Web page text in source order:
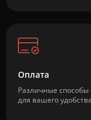
Оплата
Различные способы
для вашего удобства